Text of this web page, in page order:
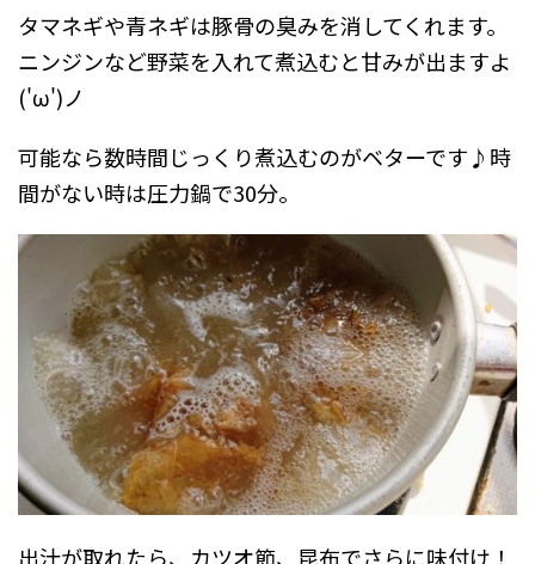
タマネギや青ネギは豚骨の臭みを消してくれます。
ニンジンなど野菜を入れて煮込むと甘みが出ますよ
('ω')ノ
可能なら数時間じっくり煮込むのがベターです♪時
間がない時は圧力鍋で30分。
出汁が取れたら、カツオ節、昆布でさらに味付け！